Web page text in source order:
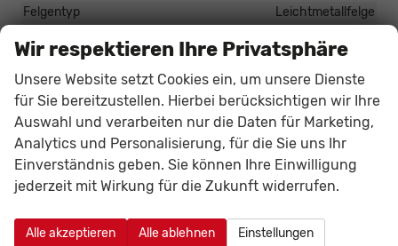
Felgentyp
Leichtmetallfelge
Sonstiges
Antriebsart
Verbrennungsmotor (ICE)
Anzahl Sitzplätze
Anzahl Türen
5-türig
Erstzulassung
01.06.2026
HU/AU neu
vorhanden
Kilometerstand
Wir respektieren Ihre Privatsphäre
Unsere Website setzt Cookies ein, um unsere Dienste
für Sie bereitzustellen. Hierbei berücksichtigen wir Ihre
Auswahl und verarbeiten nur die Daten für Marketing,
Analytics und Personalisierung, für die Sie uns Ihr
Einverständnis geben. Sie können Ihre Einwilligung
jederzeit mit Wirkung für die Zukunft widerrufen.
Alle akzeptieren Alle ablehnen Einstellungen